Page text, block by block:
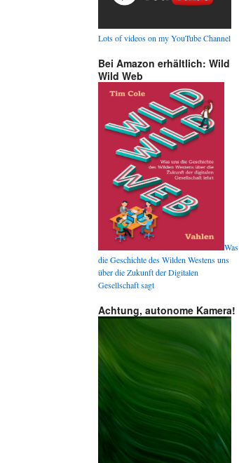
Lots of videos on my YouTube Channel
Bei Amazon erhältlich: Wild
Wild Web
Was
die Geschichte des Wilden Westens uns
über die Zukunft der Digitalen
Gesellschaft sagt
Achtung, autonome Kamera!